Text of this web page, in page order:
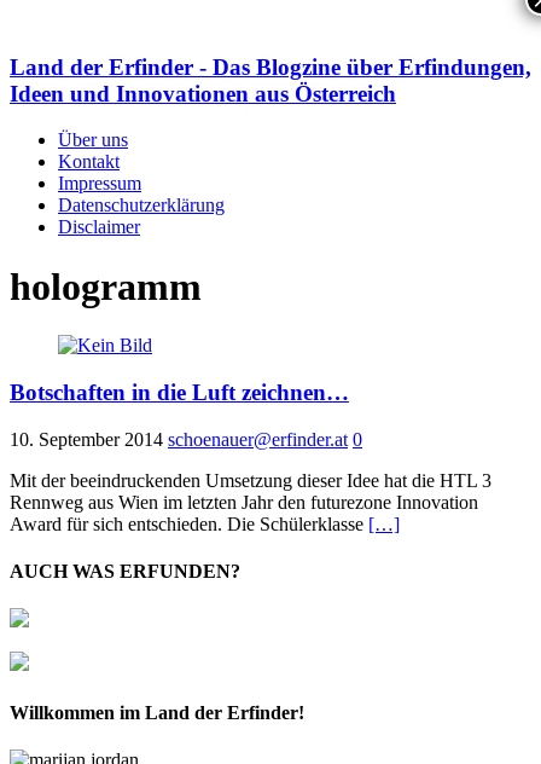
Land der Erfinder - Das Blogzine über Erfindungen,
Ideen und Innovationen aus Österreich
Über uns
Kontakt
Impressum
Datenschutzerklärung
Disclaimer
hologramm
Botschaften in die Luft zeichnen…
10. September 2014 schoenauer@erfinder.at 0
Mit der beeindruckenden Umsetzung dieser Idee hat die HTL 3
Rennweg aus Wien im letzten Jahr den futurezone Innovation
Award für sich entschieden. Die Schülerklasse […]
AUCH WAS ERFUNDEN?
Willkommen im Land der Erfinder!